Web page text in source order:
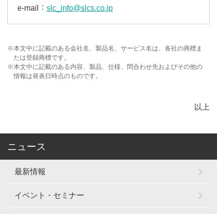
e-mail
slc_info@slcs.co.jp
※本文中に記載のある会社名、製品名、サービス名は、各社の商標ま
たは登録商標です。
※本文中に記載のある内容、製品、仕様、問合わせ先およびその他の
情報は発表日時点のものです。
以上
ニュース
最新情報
イベント・セミナー